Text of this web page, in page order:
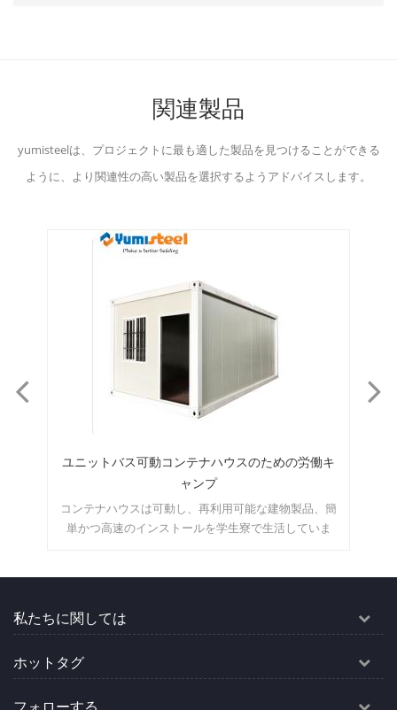
関連製品
yumisteelは、プロジェクトに最も適した製品を見つけることができる
ように、より関連性の高い製品を選択するようアドバイスします。
保管/キャビン用の10フィートのフラクトパックコ
ンテナーハウス
この10フィートのコンテナハウスは、オフィス、ゲー
トハウス、キャッシャーユニット、保管室などとして
私たちに関しては
ホットタグ